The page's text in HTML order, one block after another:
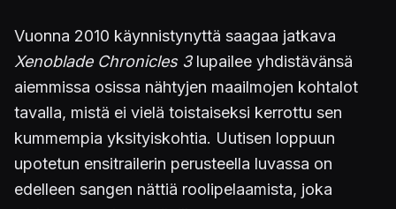
Vuonna 2010 käynnistynyttä saagaa jatkava
Xenoblade Chronicles 3lupailee yhdistävänsä
aiemmissa osissa nähtyjen maailmojen kohtalot
tavalla, mistä ei vielä toistaiseksi kerrottu sen
kummempia yksityiskohtia. Uutisen loppuun
upotetun ensitrailerin perusteella luvassa on
edelleen sangen nättiä roolipelaamista, joka